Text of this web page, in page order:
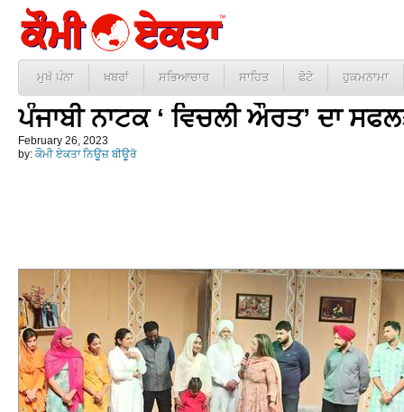
ਮੁਖੱ ਪੰਨਾ ਖ਼ਬਰਾਂ ਸਭਿਆਚਾਰ ਸਾਹਿਤ ਫੋਟੋ ਹੁਕਮਨਾਮਾ
ਪੰਜਾਬੀ ਨਾਟਕ ‘ ਵਿਚਲੀ ਔਰਤ’ ਦਾ
February 26, 2023
by: ਕੌਮੀ ਏਕਤਾ ਨਿਊਜ਼ ਬੀਊਰੋ